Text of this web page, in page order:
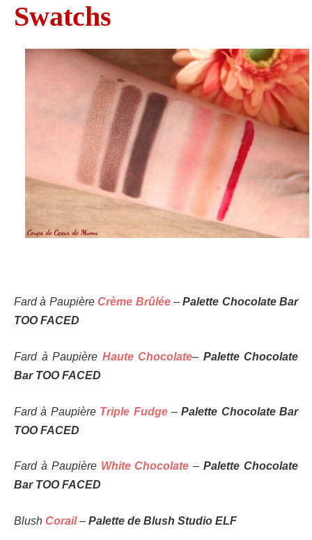
Swatchs
Fard à PaupièreCrème Brûlée–Palette Chocolate Bar
TOO FACED
Fard à Paupière Haute Chocolate– Palette Chocolate
Bar TOO FACED
Fard à Paupière Triple Fudge–Palette Chocolate Bar
TOO FACED
Fard à Paupière White Chocolate –Palette Chocolate
Bar TOO FACED
Blush Corail– Palette de Blush Studio ELF